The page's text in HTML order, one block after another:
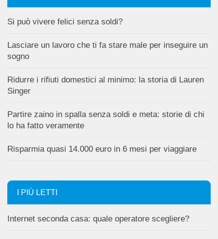
Si può vivere felici senza soldi?
Lasciare un lavoro che ti fa stare male per inseguire un
sogno
Ridurre i rifiuti domestici al minimo: la storia di Lauren
Singer
Partire zaino in spalla senza soldi e meta: storie di chi
lo ha fatto veramente
Risparmia quasi 14.000 euro in 6 mesi per viaggiare
I PIÙ LETTI
Internet seconda casa: quale operatore scegliere?